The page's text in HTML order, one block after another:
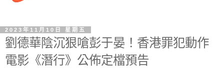
2023年11月10日 星期五
劉德華陰沉狠嗆彭于晏！香港罪犯動作
電影《潛行》公佈定檔預告